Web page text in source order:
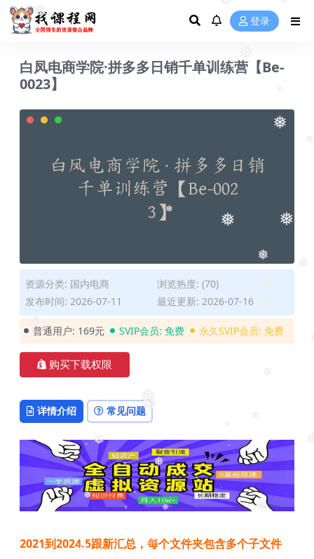
❅
❅
❅
❅
❅
❅
❅
❅
❅
❅
❅
❅
❅
❅ ❅ 登录
白凤电商学院·拼多多日销千单训练营【Be-
0023】
资源分类: 国内电商
浏览热度: (70)
发布时间: 2026-07-11
最近更新: 2026-07-16
普通用户: 169元 SVIP会员: 免费 永久SVIP会员: 免费
购买下载权限
详情介绍 常见问题
2021到2024.5跟新汇总，每个文件夹包含多个子文件